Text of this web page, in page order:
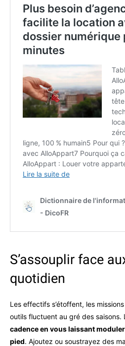
S’assouplir face
quotidien
Les effectifs s’étoffent, les
outils fluctuent au gré des saisons.
cadence en vous laissant
pied. Ajoutez ou soustrayez des